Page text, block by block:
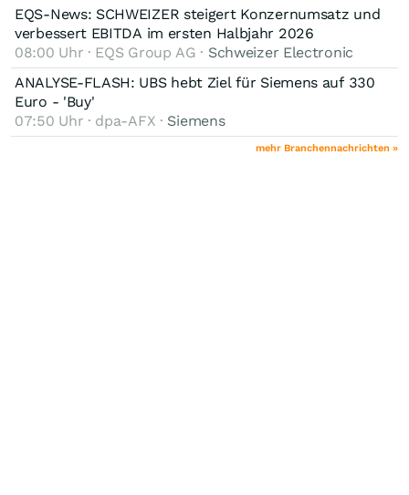
EQS-News: SCHWEIZER steigert Konzernumsatz und
verbessert EBITDA im ersten Halbjahr 2026
08:00 Uhr · EQS Group AG · Schweizer Electronic
ANALYSE-FLASH: UBS hebt Ziel für Siemens auf 330
Euro - 'Buy'
07:50 Uhr · dpa-AFX · Siemens
mehr Branchennachrichten »